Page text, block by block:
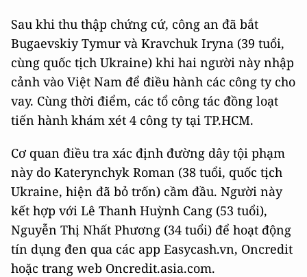
Sau khi thu thập chứng cứ, công an đã bắt
Bugaevskiy Tymur và Kravchuk Iryna (39 tuổi,
cùng quốc tịch Ukraine) khi hai người này nhập
cảnh vào Việt Nam để điều hành các công ty cho
vay. Cùng thời điểm, các tổ công tác đồng loạt
tiến hành khám xét 4 công ty tại TP.HCM.
Cơ quan điều tra xác định đường dây tội phạm
này do Katerynchyk Roman (38 tuổi, quốc tịch
Ukraine, hiện đã bỏ trốn) cầm đầu. Người này
kết hợp với Lê Thanh Huỳnh Cang (53 tuổi),
Nguyễn Thị Nhất Phương (34 tuổi) để hoạt động
tín dụng đen qua các app Easycash.vn, Oncredit
hoặc trang web Oncredit.asia.com.